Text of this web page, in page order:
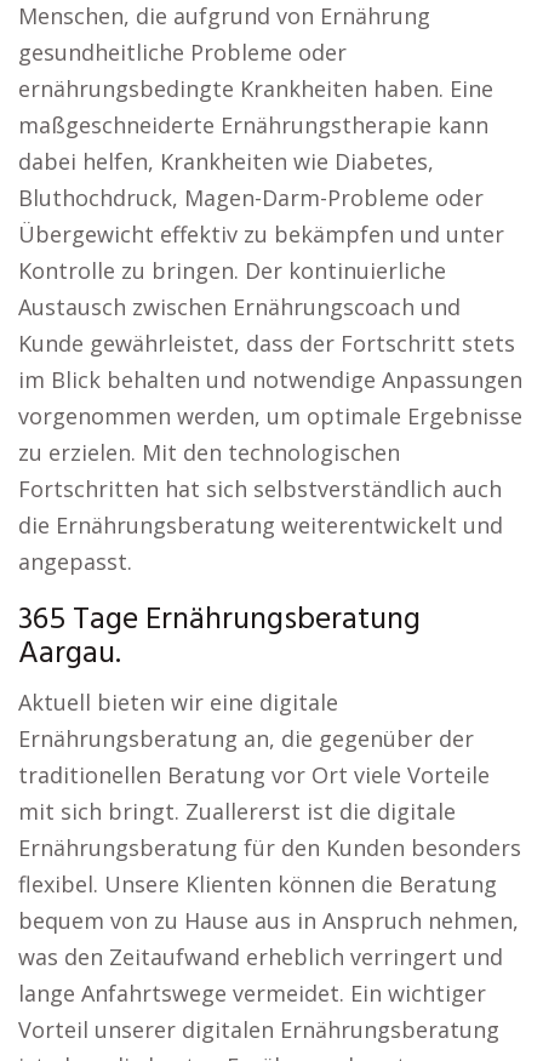
Menschen, die aufgrund von Ernährung
gesundheitliche Probleme oder
ernährungsbedingte Krankheiten haben. Eine
maßgeschneiderte Ernährungstherapie kann
dabei helfen, Krankheiten wie Diabetes,
Bluthochdruck, Magen-Darm-Probleme oder
Übergewicht effektiv zu bekämpfen und unter
Kontrolle zu bringen. Der kontinuierliche
Austausch zwischen Ernährungscoach und
Kunde gewährleistet, dass der Fortschritt stets
im Blick behalten und notwendige Anpassungen
vorgenommen werden, um optimale Ergebnisse
zu erzielen. Mit den technologischen
Fortschritten hat sich selbstverständlich auch
die Ernährungsberatung weiterentwickelt und
angepasst.
365 Tage Ernährungsberatung
Aargau.
Aktuell bieten wir eine digitale
Ernährungsberatung an, die gegenüber der
traditionellen Beratung vor Ort viele Vorteile
mit sich bringt. Zuallererst ist die digitale
Ernährungsberatung für den Kunden besonders
flexibel. Unsere Klienten können die Beratung
bequem von zu Hause aus in Anspruch nehmen,
was den Zeitaufwand erheblich verringert und
lange Anfahrtswege vermeidet. Ein wichtiger
Vorteil unserer digitalen Ernährungsberatung